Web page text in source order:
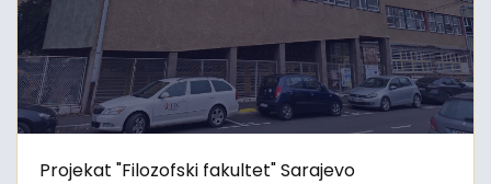
Projekat "Filozofski fakultet" Sarajevo